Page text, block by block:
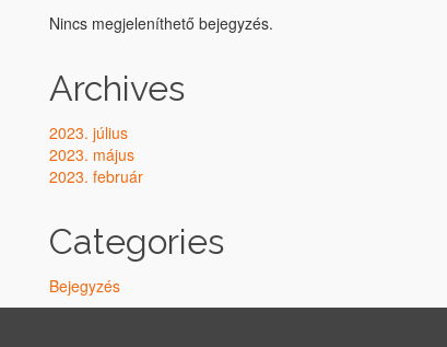
Nincs megjeleníthető bejegyzés.
Archives
2023. július
2023. május
2023. február
Categories
Bejegyzés